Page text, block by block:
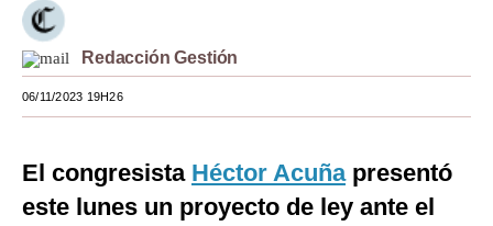
Viajes
Mundo
EEUU
Redacción Gestión
06/11/2023 19H26
El congresista Héctor Acuñapresentó
este lunes un proyecto de ley ante el